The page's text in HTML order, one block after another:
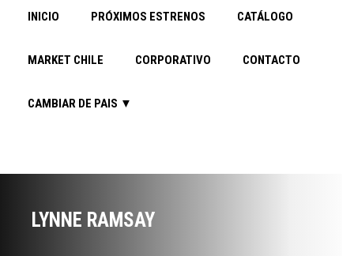
INICIO PRÓXIMOS ESTRENOS CATÁLOGO
MARKET CHILE CORPORATIVO CONTACTO
CAMBIAR DE PAIS ▼
LYNNE RAMSAY